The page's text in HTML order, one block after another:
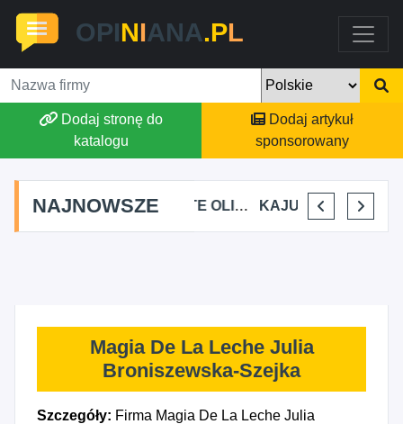
OPINIANA.PL
Dodaj stronę do
katalogu
Dodaj artykuł
sponsorowany
NAJNOWSZE
ALEKSANDRA BAKA KAJU BUS JUSTYNA JASTRZĘBSKA
Magia De La Leche Julia
Broniszewska-Szejka
Szczegóły: Firma Magia De La Leche Julia